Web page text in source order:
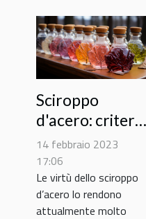
Sciroppo
d'acero: criteri
di selezione e
conservazione
14 febbraio 2023
17:06
Le virtù dello sciroppo
d’acero lo rendono
attualmente molto